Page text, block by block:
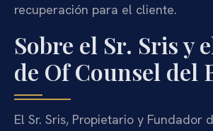
recuperación para el cliente.
Sobre el Sr. Sris y
de Of Counsel del
El Sr. Sris, Propietario y Fundador